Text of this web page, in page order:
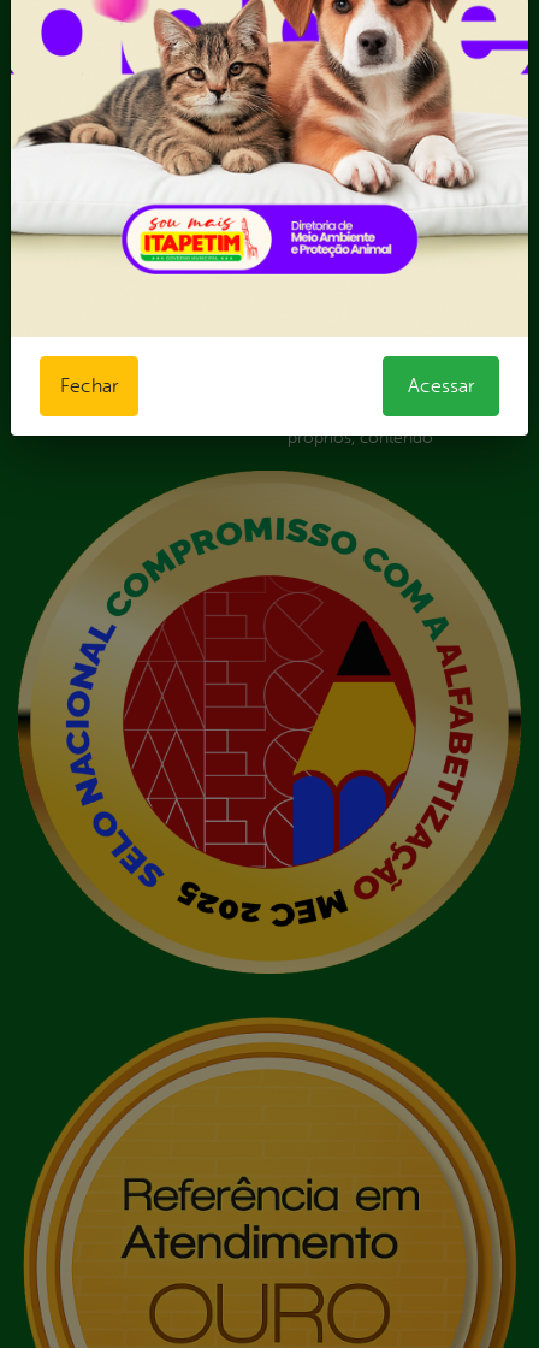
Informações Importantes
Relatórios Anuais
Registro de Fornecedor -
Forma Indireta
II - Anexo II - Ficha de
Registro de Fornecedor -
Forma direta
III - Anexo III - Planilha
Orçamentária das Rotas
IV - Rotas georreferenciadas
em execução
VI - Relação de veículos
próprios, contendo
Fechar Acessar